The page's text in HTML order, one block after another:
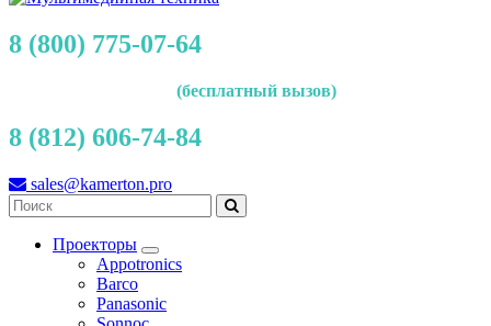
8 (800) 775-07-64
(бесплатный вызов)
8 (812) 606-74-84
sales@kamerton.pro
Проекторы
Appotronics
Barco
Panasonic